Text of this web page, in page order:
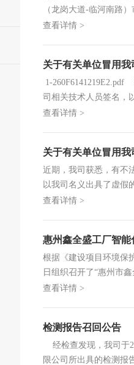
（龙岗大道-临河南路
圳市龙岗区...
查看详情 >
关于有关单位冒用
1-
司相关技术人员签名，
查看详情 >
关于有关单位冒用
近期，我司获悉，有不
以我司名义出具了虚假
即停止上述违法行为...
查看详情 >
惠州鑫全盛工厂智
根据《建设项目环境保
日组织召开了“惠州市
设单位：...
查看详情 >
检测报告召回公告
经检查发现，我司于
限公司所出具的检测报